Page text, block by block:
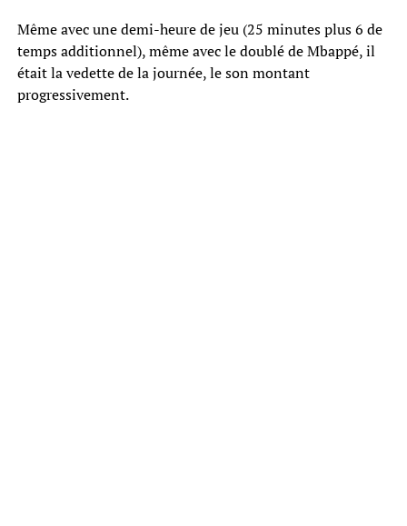
Même avec une demi-heure de jeu (25 minutes plus 6 de
temps additionnel), même avec le doublé de Mbappé, il
était la vedette de la journée, le son montant
progressivement.